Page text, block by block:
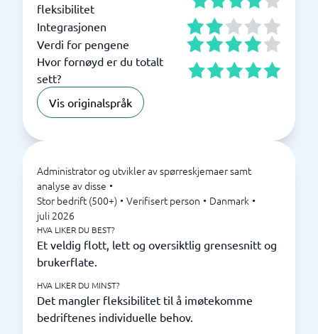
fleksibilitet
Integrasjonen
Verdi for pengene
Hvor fornøyd er du totalt
sett?
Vis originalspråk
Administrator og utvikler av spørreskjemaer samt
analyse av disse •
Stor bedrift (500+) • Verifisert person • Danmark •
juli 2026
HVA LIKER DU BEST?
Et veldig flott, lett og oversiktlig grensesnitt og
brukerflate.
HVA LIKER DU MINST?
Det mangler fleksibilitet til å imøtekomme
bedriftenes individuelle behov.